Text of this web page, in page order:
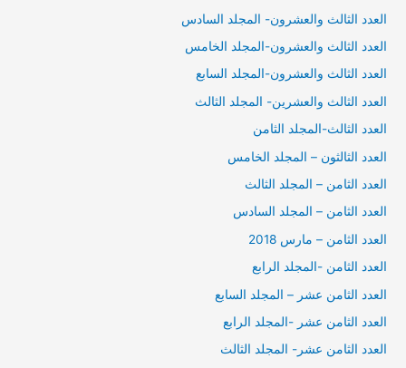
العدد الثالث والعشرون- المجلد السادس
العدد الثالث والعشرون-المجلد الخامس
العدد الثالث والعشرون-المجلد السابع
العدد الثالث والعشرين- المجلد الثالث
العدد الثالث-المجلد الثامن
العدد الثالثون – المجلد الخامس
العدد الثامن – المجلد الثالث
العدد الثامن – المجلد السادس
العدد الثامن – مارس 2018
العدد الثامن -المجلد الرابع
العدد الثامن عشر – المجلد السابع
العدد الثامن عشر -المجلد الرابع
العدد الثامن عشر- المجلد الثالث